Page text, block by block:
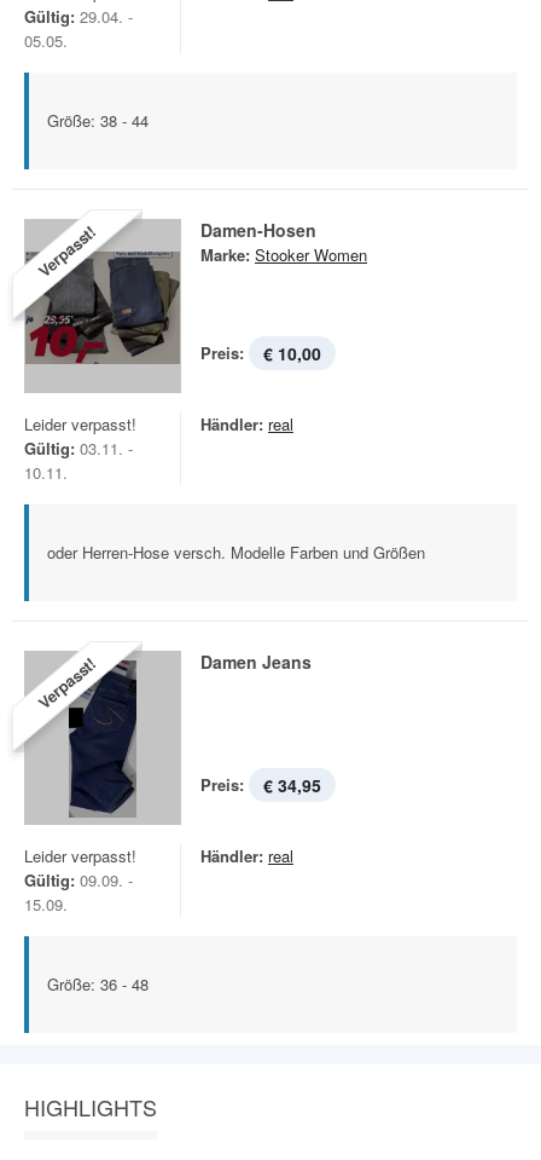
Gültig: 29.04. -
05.05.
Größe: 38 - 44
Verpasst! Damen-Hosen
Marke: Stooker Women
Preis: € 10,00
Leider verpasst!
Gültig: 03.11. -
10.11.
Händler: real
oder Herren-Hose versch. Modelle Farben und Größen
Verpasst! Damen Jeans
Preis: € 34,95
Leider verpasst!
Gültig: 09.09. -
15.09.
Händler: real
Größe: 36 - 48
HIGHLIGHTS